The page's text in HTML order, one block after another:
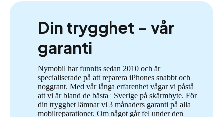
Din trygghet – vår
garanti
Nymobil har funnits sedan 2010 och är
specialiserade på att reparera iPhones snabbt och
noggrant. Med vår långa erfarenhet vågar vi påstå
att vi är bland de bästa i Sverige på skärmbyte. För
din trygghet lämnar vi 3 månaders garanti på alla
mobilreparationer. Om något går fel under den